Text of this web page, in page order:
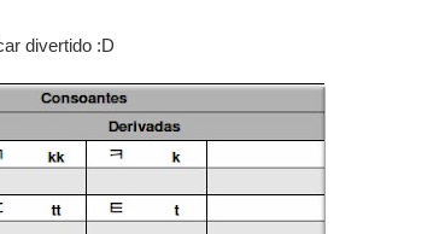
divertido :D